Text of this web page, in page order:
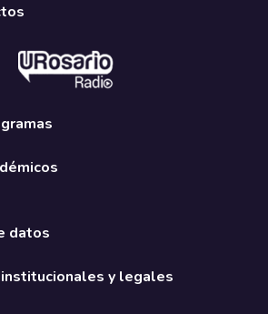
datos
y legales